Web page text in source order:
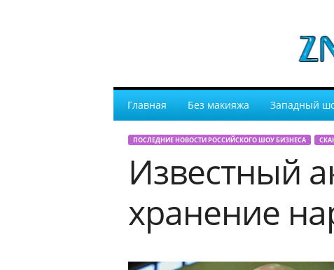
Главная Без макияжа Западный
ПОСЛЕДНИЕ НОВОСТИ РОССИЙСКОГО ШОУ БИЗНЕСА
Известный
хранение